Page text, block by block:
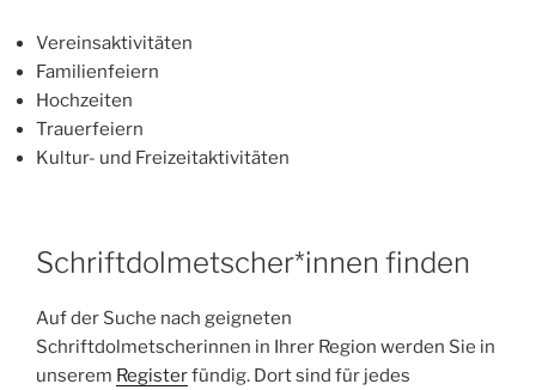
Vereinsaktivitäten
Familienfeiern
Hochzeiten
Trauerfeiern
Kultur- und Freizeitaktivitäten
Schriftdolmetscher*innen finden
Auf der Suche nach geigneten
Schriftdolmetscherinnen in Ihrer Region werden Sie in
unserem Registerfündig. Dort sind für jedes